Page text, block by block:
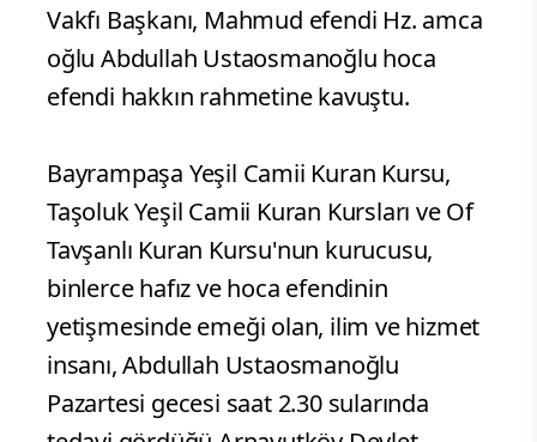
Vakfı Başkanı, Mahmud efendi Hz. amca
oğlu Abdullah Ustaosmanoğlu hoca
efendi hakkın rahmetine kavuştu.
Bayrampaşa Yeşil Camii Kuran Kursu,
Taşoluk Yeşil Camii Kuran Kursları ve Of
Tavşanlı Kuran Kursu'nun kurucusu,
binlerce hafız ve hoca efendinin
yetişmesinde emeği olan, ilim ve hizmet
insanı, Abdullah Ustaosmanoğlu
Pazartesi gecesi saat 2.30 sularında